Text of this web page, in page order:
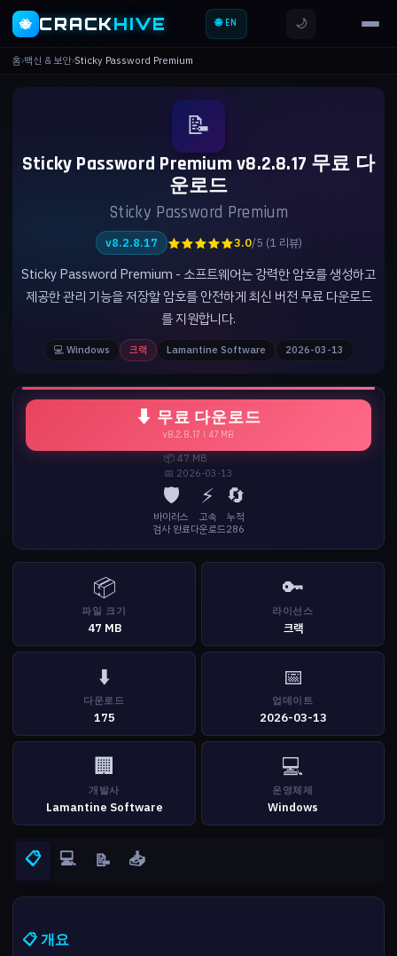
🐝 CRACKHIVE 🌐 EN 🌙
홈›백신 & 보안›Sticky Password Premium
📝
Sticky Password Premium v8.2.8.17 무료 다
운로드
Sticky Password Premium
v8.2.8.17 ★★★★★3.0/5 (1 리뷰)
Sticky Password Premium - 소프트웨어는 강력한 암호를 생성하고
제공한 관리 기능을 저장할 암호를 안전하게 최신 버전 무료 다운로드
를 지원합니다.
💻 Windows 크랙 Lamantine Software 2026-03-13
⬇ 무료 다운로드
v8.2.8.17 | 47 MB
📦 47 MB
📅 2026-03-13
🛡️
바이러스
검사 완료
⚡
고속
다운로드
🔄
누적
286
📦
파일 크기
47 MB
🔑
라이선스
크랙
⬇️
다운로드
175
📅
업데이트
2026-03-13
🏢
개발사
Lamantine Software
💻
운영체제
Windows
📋 💻 📝 📥
📋 개요